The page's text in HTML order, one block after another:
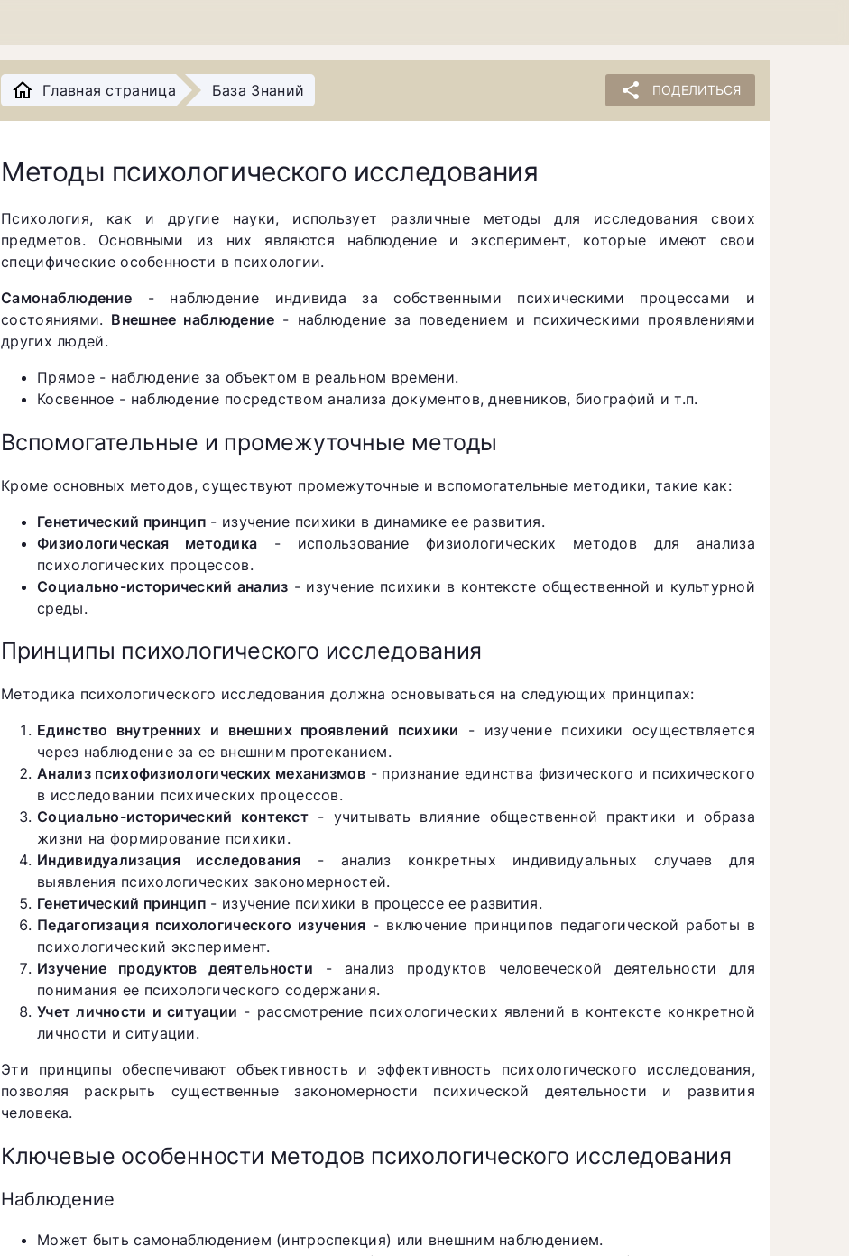
Главная страница База Знаний share ПОДЕЛИТЬСЯ
Методы психологического исследования
Психология, как и другие науки, использует различные методы для исследования своих
предметов. Основными из них являются наблюдение и эксперимент, которые имеют свои
специфические особенности в психологии.
Самонаблюдение - наблюдение индивида за собственными психическими процессами и
состояниями. Внешнее наблюдение - наблюдение за поведением и психическими проявлениями
других людей.
Прямое - наблюдение за объектом в реальном времени.
Косвенное - наблюдение посредством анализа документов, дневников, биографий и т.п.
Вспомогательные и промежуточные методы
Кроме основных методов, существуют промежуточные и вспомогательные методики, такие как:
Генетический принцип - изучение психики в динамике ее развития.
Физиологическая методика - использование физиологических методов для анализа
психологических процессов.
Социально-исторический анализ - изучение психики в контексте общественной и культурной
среды.
Принципы психологического исследования
Методика психологического исследования должна основываться на следующих принципах:
Единство внутренних и внешних проявлений психики - изучение психики осуществляется
через наблюдение за ее внешним протеканием.
Анализ психофизиологических механизмов- признание единства физического и психического
в исследовании психических процессов.
Социально-исторический контекст - учитывать влияние общественной практики и образа
жизни на формирование психики.
Индивидуализация исследования - анализ конкретных индивидуальных случаев для
выявления психологических закономерностей.
Генетический принцип - изучение психики в процессе ее развития.
Педагогизация психологического изучения - включение принципов педагогической работы в
психологический эксперимент.
Изучение продуктов деятельности - анализ продуктов человеческой деятельности для
понимания ее психологического содержания.
Учет личности и ситуации - рассмотрение психологических явлений в контексте конкретной
личности и ситуации.
Эти принципы обеспечивают объективность и эффективность психологического исследования,
позволяя раскрыть существенные закономерности психической деятельности и развития
человека.
Ключевые особенности методов психологического исследования
Наблюдение
Может быть самонаблюдением (интроспекция) или внешним наблюдением.